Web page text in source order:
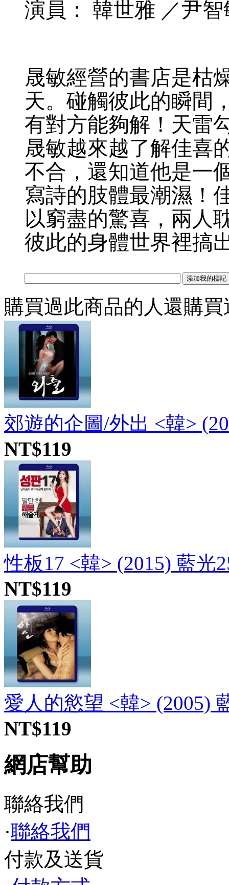
演員： 韓世雅 ／尹
晟敏經營的書店是枯
天。碰觸彼此的瞬間
有對方能夠解！天雷
晟敏越來越了解佳喜
不合，還知道他是一
寫詩的肢體最潮濕！
以窮盡的驚喜，兩人
彼此的身體世界裡搞
購買過此商品的人還購買
郊遊的企圖/外出 <韓>
NT$119
性板17 <韓> (2015) 藍光
NT$119
愛人的慾望 <韓> (2005)
NT$119
網店幫助
聯絡我們
·聯絡我們
付款及送貨